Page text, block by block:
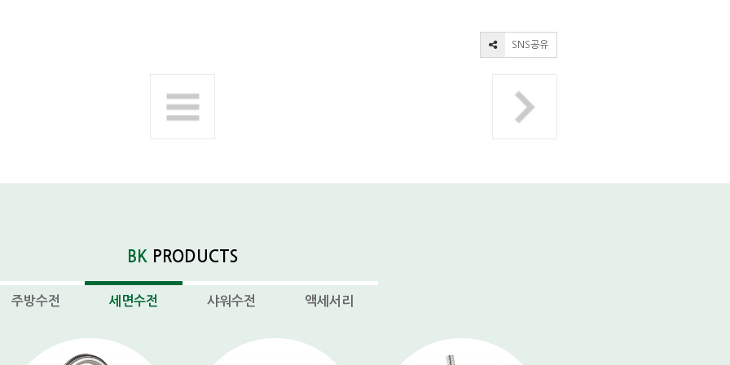
SNS공유
BK PRODUCTS
주방수전 세면수전 샤워수전 액세서리